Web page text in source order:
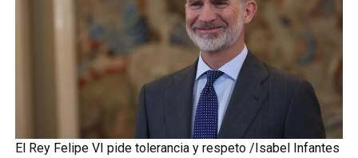
El Rey Felipe VI pide tolerancia y respeto /Isabel Infantes